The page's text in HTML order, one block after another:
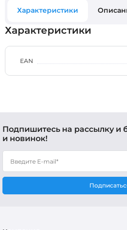
Характеристики
Характеристики
EAN
Подпишитесь на рассылку и
и новинок!